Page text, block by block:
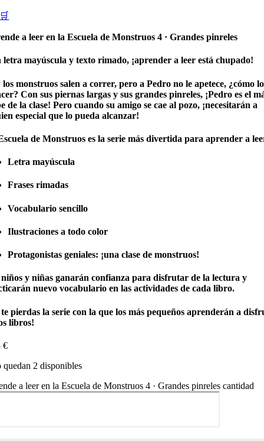
🛒
a leer en la Escuela de Monstruos 4 · Grandes pinreles
letra mayúscula y texto rimado, ¡aprender a leer está chupado!
los monstruos salen a correr, pero a Pedro no le apetece, ¿cómo
Con sus piernas largas y sus grandes pinreles, ¡Pedro es el
de la clase! Pero cuando su amigo se cae al pozo, ¡necesitarán a
especial que lo pueda alcanzar!
de Monstruos es la serie más divertida para aprender a
Letra mayúscula
Frases rimadas
Vocabulario sencillo
Ilustraciones a todo color
Protagonistas geniales: ¡una clase de monstruos!
y niñas ganarán confianza para disfrutar de la lectura y
nuevo vocabulario en las actividades de cada libro.
te pierdas la serie con la que los más pequeños aprenderán a
libros!
€
quedan 2 disponibles
a leer en la Escuela de Monstruos 4 · Grandes pinreles cantidad